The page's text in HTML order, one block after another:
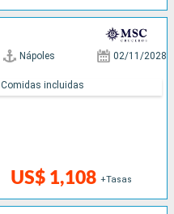
Nápoles 02/11/2028
US$ 1,108 +Tasas
Comidas incluidas